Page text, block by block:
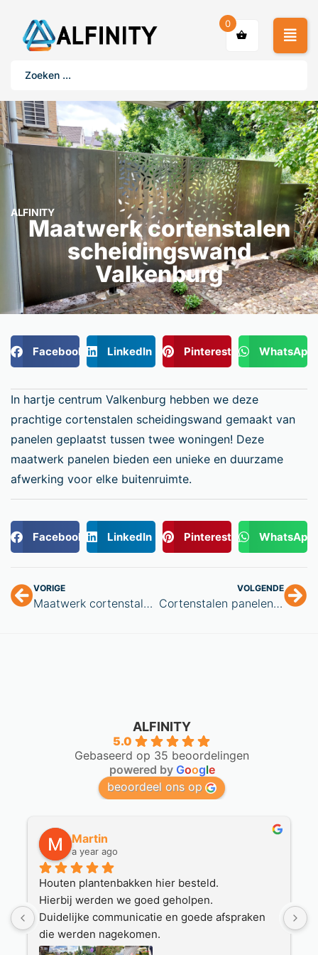
0
ALFINITY
Maatwerk cortenstalen
scheidingswand
Valkenburg
Facebook LinkedIn Pinterest WhatsApp
In hartje centrum Valkenburg hebben we deze
prachtige cortenstalen scheidingswand gemaakt van
panelen geplaatst tussen twee woningen! Deze
maatwerk panelen bieden een unieke en duurzame
afwerking voor elke buitenruimte.
Facebook LinkedIn Pinterest WhatsApp
VORIGE
Maatwerk cortenstalen trap Simpelveld
VOLGENDE
Cortenstalen panelen Eijsden
ALFINITY
5.0
Gebaseerd op 35 beoordelingen
powered by Google
beoordeel ons op
Martin
a year ago
Houten plantenbakken hier besteld.
Hierbij werden we goed geholpen.
Duidelijke communicatie en goede afspraken
die werden nagekomen.
Mooie plantenbakken zijn geleverd door een